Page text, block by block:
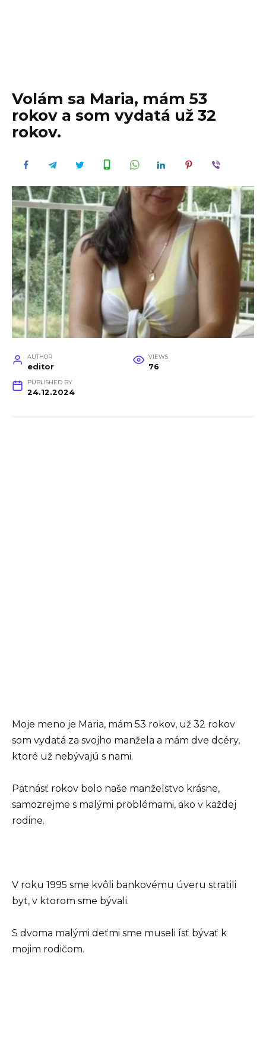
Volám sa Maria, mám 53
rokov a som vydatá už 32
rokov.
AUTHOR
editor
VIEWS
76
PUBLISHED BY
24.12.2024
Moje meno je Maria, mám 53 rokov, už 32 rokov
som vydatá za svojho manžela a mám dve dcéry,
ktoré už nebývajú s nami.
Pätnásť rokov bolo naše manželstvo krásne,
samozrejme s malými problémami, ako v každej
rodine.
V roku 1995 sme kvôli bankovému úveru stratili
byt, v ktorom sme bývali.
S dvoma malými deťmi sme museli ísť bývať k
mojim rodičom.